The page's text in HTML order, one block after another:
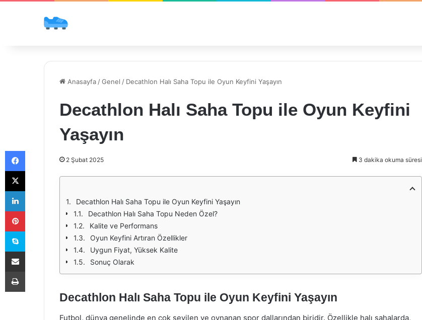
Anasayfa /Genel / Decathlon Halı Saha Topu ile Oyun Keyfini Yaşayın
Decathlon Halı Saha Topu ile Oyun Keyfini
Yaşayın
2 Şubat 2025 3 dakika okuma süresi
Decathlon Halı Saha Topu ile Oyun Keyfini Yaşayın
Decathlon Halı Saha Topu Neden Özel?
Kalite ve Performans
Oyun Keyfini Artıran Özellikler
Uygun Fiyat, Yüksek Kalite
Sonuç Olarak
Decathlon Halı Saha Topu ile Oyun Keyfini Yaşayın
Futbol, dünya genelinde en çok sevilen ve oynanan spor dallarından biridir. Özellikle halı sahalarda,
Facebook
X
LinkedIn
Pinterest
Skype
E-Posta ile paylaş